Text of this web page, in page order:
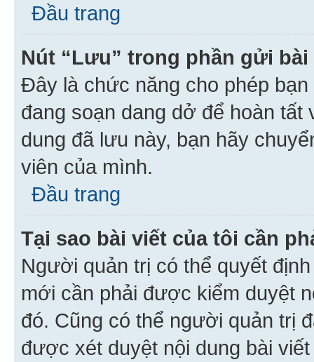
Đầu trang
Nút “Lưu” trong phần gửi
Đây là chức năng cho phép
đang soạn dang dở để hoàn
dung đã lưu này, bạn hãy
viên của mình.
Đầu trang
Tại sao bài viết của tôi cần
Người quản trị có thể quyết
mới cần phải được kiểm duyệt
đó. Cũng có thể người quản trị
được xét duyệt nội dung bài